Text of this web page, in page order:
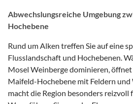
Abwechslungsreiche Umgebung
Hochebene
Rund um Alken treffen Sie auf eine
Flusslandschaft und Hochebenen.
Mosel Weinberge dominieren,
Maifeld-Hochebene mit Feldern
macht die Region besonders reizvoll